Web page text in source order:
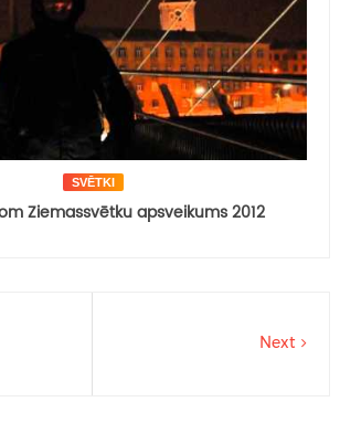
SVĒTKI
Ziemassvētku apsveikums 2012
Next